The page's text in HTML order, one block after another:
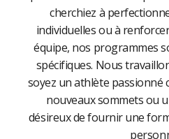
cherchiez à
individuelles ou à
équipe, nos programmes
spécifiques. Nous
soyez un athlète passionné
nouveaux sommets ou
désireux de fournir une